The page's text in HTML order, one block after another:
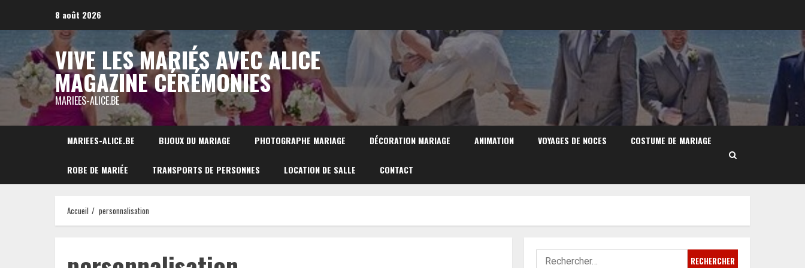
8 août 2026
VIVE LES MARIÉS AVEC ALICE
MAGAZINE CÉRÉMONIES
MARIEES-ALICE.BE
MARIEES-ALICE.BE BIJOUX DU MARIAGE PHOTOGRAPHE MARIAGE DÉCORATION MARIAGE ANIMATION VOYAGES DE NOCES COSTUME DE MARIAGE
ROBE DE MARIÉE TRANSPORTS DE PERSONNES LOCATION DE SALLE CONTACT
Accueil personnalisation
Rechercher :